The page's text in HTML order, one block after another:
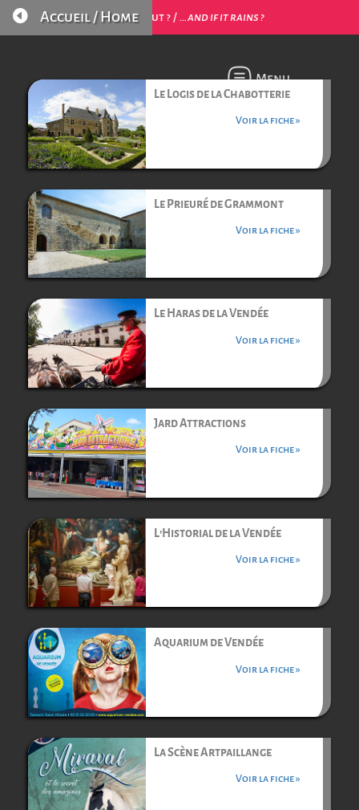
…et s’il pleut ? / …and if it rains ?
 Accueil / Home
Menu
Le Logis de la Chabotterie
Voir la fiche »
Le Prieuré de Grammont
Voir la fiche »
Le Haras de la Vendée
Voir la fiche »
Jard Attractions
Voir la fiche »
L’Historial de la Vendée
Voir la fiche »
Aquarium de Vendée
Voir la fiche »
La Scène Artpaillange
Voir la fiche »